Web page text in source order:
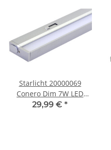
Starlicht 20000069
Conero Dim 7W LED
Unterbauleuchte
29,99 € *